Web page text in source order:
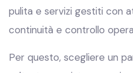
pulita e servizi gestiti con
continuità e controllo
Per questo, scegliere un